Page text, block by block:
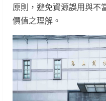
原則，避免資源誤用與不
價值之理解。